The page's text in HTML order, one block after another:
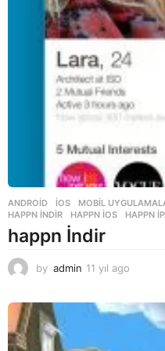
ANDROID ,İOS ,MOBIL
HAPPN INDIR
,HAPPN IOS ,HAPPN
happn İndir
by admin 11 yıl ago
ı